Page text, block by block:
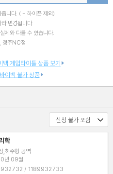
니다. ( - 하이픈 제외)
변경됩니다.
제와 다를 수 있습니다.
청주NC점
백 게임타이틀 상품 보기
바이백 불가 상품
학
,허주형 공역
년 09월
ISBN : 9791189932732 / 1189932733